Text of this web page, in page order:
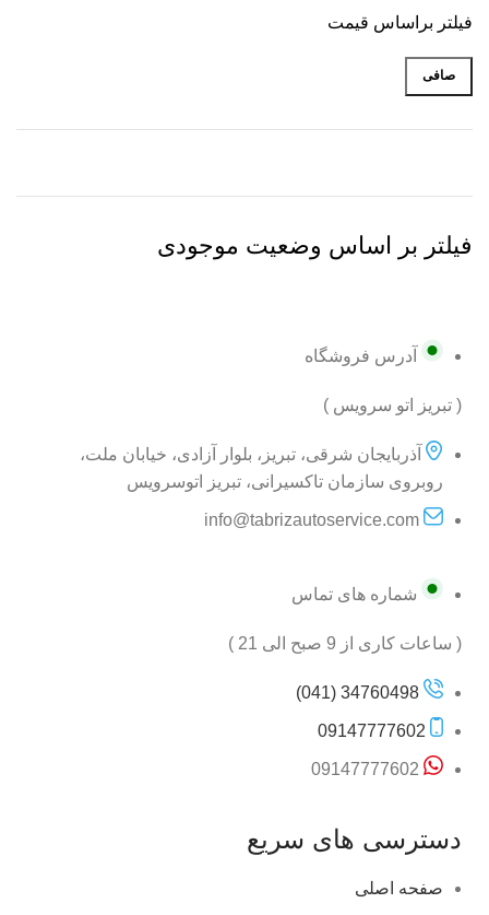
فیلتر براساس قیمت
صافی
فیلتر بر اساس وضعیت موجودی
آدرس فروشگاه
( تبریز اتو سرویس )
آذربایجان شرقی، تبریز، بلوار آزادی، خیابان ملت،
روبروی سازمان تاکسیرانی، تبریز اتوسرویس
info@tabrizautoservice.com
شماره های تماس
( ساعات کاری از 9 صبح الی 21 )
34760498 (041)
09147777602
09147777602
دسترسی های سریع
صفحه اصلی